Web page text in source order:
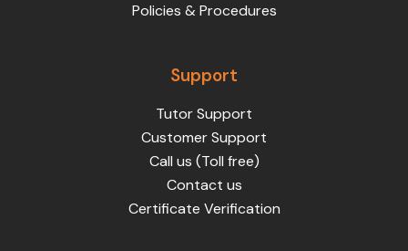
Policies & Procedures
Support
Tutor Support
Customer Support
Call us (Toll free)
Contact us
Certificate Verification